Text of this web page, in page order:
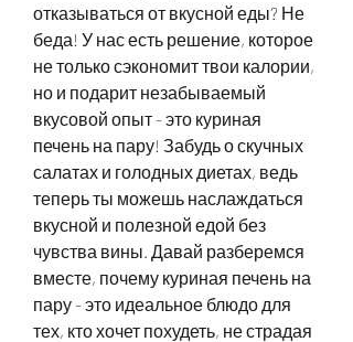
отказываться от вкусной еды? Не
беда! У нас есть решение, которое
не только сэкономит твои калории,
но и подарит незабываемый
вкусовой опыт - это куриная
печень на пару! Забудь о скучных
салатах и голодных диетах, ведь
теперь ты можешь наслаждаться
вкусной и полезной едой без
чувства вины. Давай разберемся
вместе, почему куриная печень на
пару - это идеальное блюдо для
тех, кто хочет похудеть, не страдая